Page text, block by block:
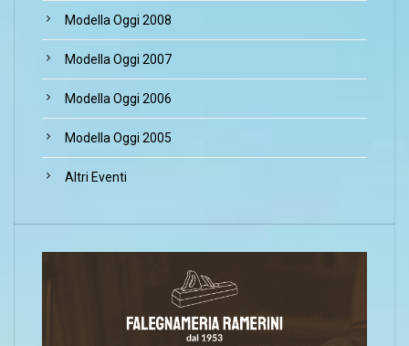
Modella Oggi 2008
Modella Oggi 2007
Modella Oggi 2006
Modella Oggi 2005
Altri Eventi